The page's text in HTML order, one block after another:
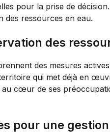
pour la prise de
des ressources en eau.
des
des mesures
qui met déjà en
cœur de ses
pour une